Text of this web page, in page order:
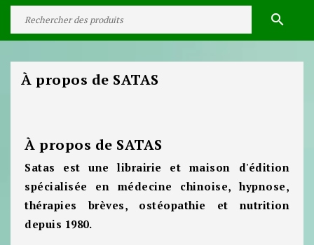

À propos de SATAS
À propos de SATAS
Satas est une librairie et maison d'édition
spécialisée en médecine chinoise, hypnose,
thérapies brèves, ostéopathie et nutrition
depuis 1980.